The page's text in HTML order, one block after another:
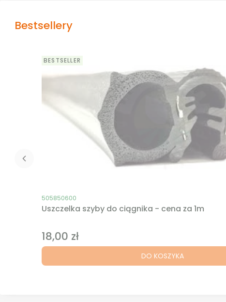
Bestsellery
BESTSELLER
Kod produktu
505850600
Uszczelka szyby do ciągnika - cena za 1m
Cena
18,00 zł
DO KOSZYKA